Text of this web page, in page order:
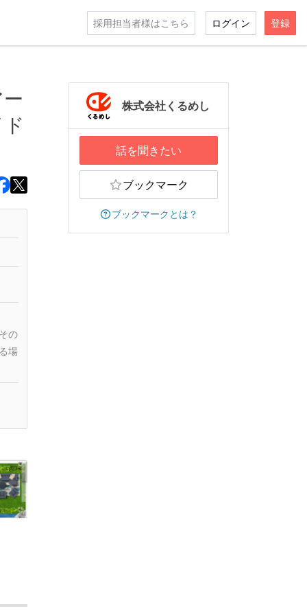
採用担当者様はこちら ログイン 登録
の
場
株式会社くるめし
話を聞きたい
ブックマーク
ブックマークとは？